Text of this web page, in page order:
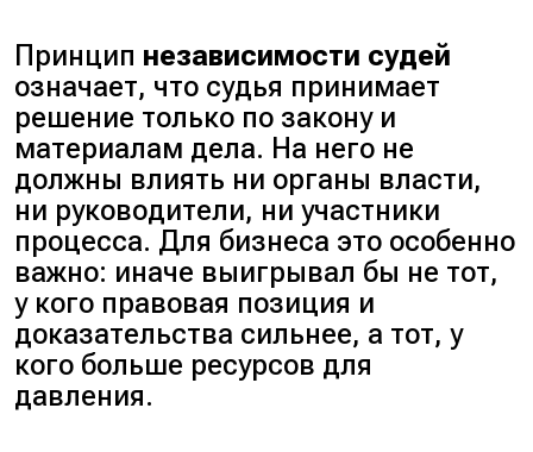
Принцип независимости судей
означает, что судья принимает
решение только по закону и
материалам дела. На него не
должны влиять ни органы власти,
ни руководители, ни участники
процесса. Для бизнеса это особенно
важно: иначе выигрывал бы не тот,
у кого правовая позиция и
доказательства сильнее, а тот, у
кого больше ресурсов для
давления.